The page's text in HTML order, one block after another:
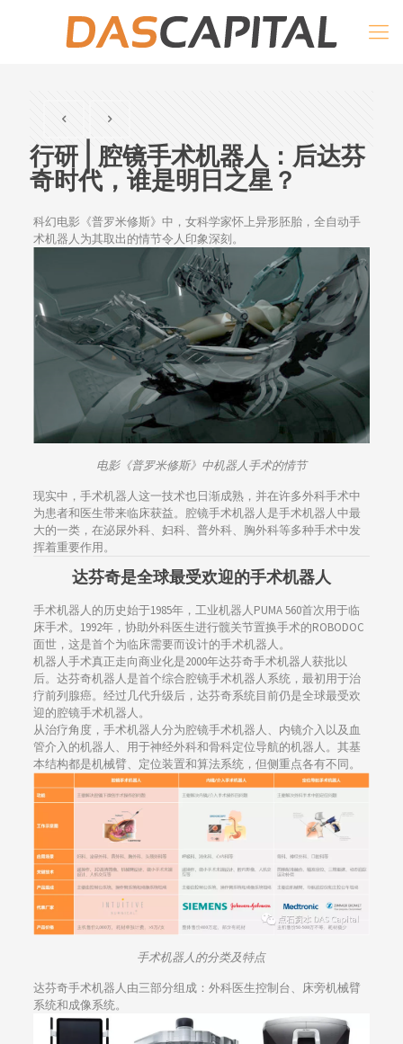
行研 | 腔镜手术机器人：后达芬
奇时代，谁是明日之星？
科幻电影《普罗米修斯》中，女科学家怀上异形胚胎，全自动手
术机器人为其取出的情节令人印象深刻。
电影《普罗米修斯》中机器人手术的情节
现实中，手术机器人这一技术也日渐成熟，并在许多外科手术中
为患者和医生带来临床获益。腔镜手术机器人是手术机器人中最
大的一类，在泌尿外科、妇科、普外科、胸外科等多种手术中发
挥着重要作用。
达芬奇是全球最受欢迎的手术机器人
手术机器人的历史始于1985年，工业机器人PUMA 560首次用于临
床手术。1992年，协助外科医生进行髋关节置换手术的ROBODOC
面世，这是首个为临床需要而设计的手术机器人。
机器人手术真正走向商业化是2000年达芬奇手术机器人获批以
后。达芬奇机器人是首个综合腔镜手术机器人系统，最初用于治
疗前列腺癌。经过几代升级后，达芬奇系统目前仍是全球最受欢
迎的腔镜手术机器人。
从治疗角度，手术机器人分为腔镜手术机器人、内镜介入以及血
管介入的机器人、用于神经外科和骨科定位导航的机器人。其基
本结构都是机械臂、定位装置和算法系统，但侧重点各有不同。
手术机器人的分类及特点
达芬奇手术机器人由三部分组成：外科医生控制台、床旁机械臂
系统和成像系统。